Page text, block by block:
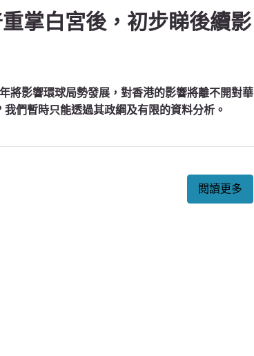
掌白宮後，初步睇後續影
將影響環球局勢發展，對香港的影響將離不開對華
們暫時只能透過其政綱及有限的資料分析。
閱讀更多